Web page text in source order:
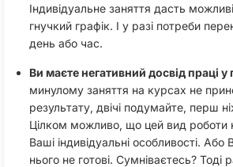
Індивідуальне заняття дасть
гнучкий графік. І у разі потреби
день або час.
Ви маєте негативний досвід праці у
минулому заняття на курсах не
результату, двічі подумайте, перш
Цілком можливо, що цей вид роботи
Ваші індивідуальні особливості.
нього не готові. Сумніваєтесь? Тоді